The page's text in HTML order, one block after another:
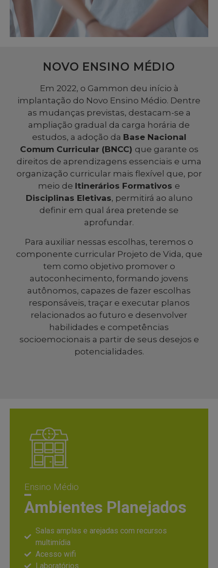
NOVO ENSINO MÉDIO
Em 2022, o Gammon deu início à
implantação do Novo Ensino Médio. Dentre
as mudanças previstas, destacam-se a
ampliação gradual da carga horária de
estudos, a adoção da Base Nacional
Comum Curricular (BNCC) que garante os
direitos de aprendizagens essenciais e uma
organização curricular mais flexível que, por
meio de Itinerários Formativos e
Disciplinas Eletivas, permitirá ao aluno
definir em qual área pretende se
aprofundar.
Para auxiliar nessas escolhas, teremos o
componente curricular Projeto de Vida, que
tem como objetivo promover o
autoconhecimento, formando jovens
autônomos, capazes de fazer escolhas
responsáveis, traçar e executar planos
relacionados ao futuro e desenvolver
habilidades e competências
socioemocionais a partir de seus desejos e
potencialidades.
Ensino Médio
Ambientes Planejados
Salas amplas e arejadas com recursos
multimídia
Acesso wifi
Laboratórios